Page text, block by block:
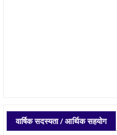
वार्षिक सदस्यता / आर्थिक सहयोग